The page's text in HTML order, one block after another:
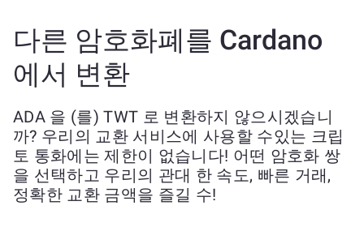
다른 암호화폐를 Cardano
에서 변환
ADA 을 (를) TWT 로 변환하지 않으시겠습니
까? 우리의 교환 서비스에 사용할 수있는 크립
토 통화에는 제한이 없습니다! 어떤 암호화 쌍
을 선택하고 우리의 관대 한 속도, 빠른 거래,
정확한 교환 금액을 즐길 수!